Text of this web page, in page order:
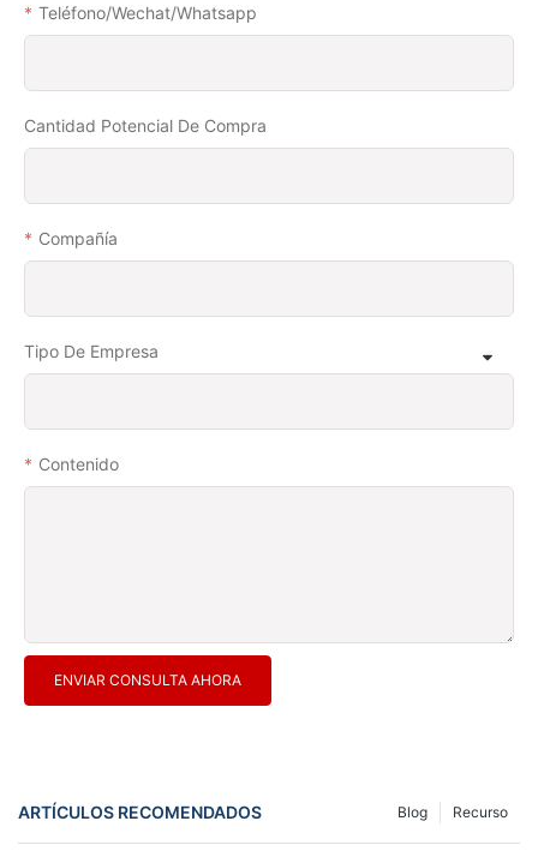
Teléfono/wechat/whatsapp
Cantidad Potencial De Compra
Compañía
Tipo De Empresa
Contenido
ENVIAR CONSULTA AHORA
ARTÍCULOS RECOMENDADOS Recurso
Blog